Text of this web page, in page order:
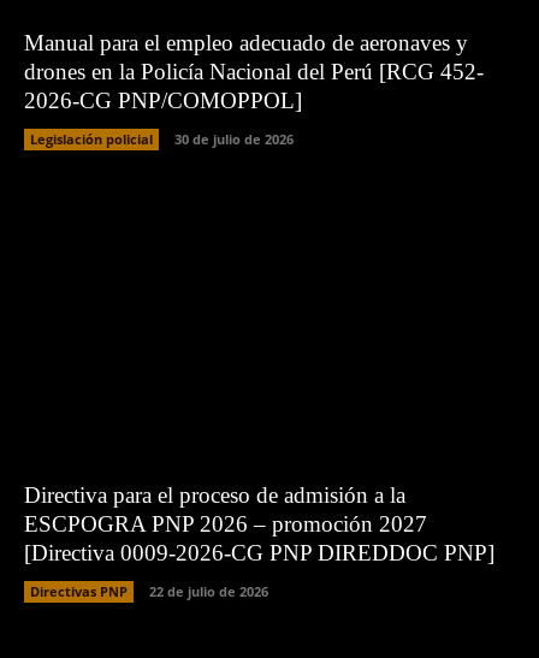
Manual para el empleo adecuado de aeronaves y
drones en la Policía Nacional del Perú [RCG 452-
2026-CG PNP/COMOPPOL]
Legislación policial 30 de julio de 2026
Directiva para el proceso de admisión a la
ESCPOGRA PNP 2026 – promoción 2027
[Directiva 0009-2026-CG PNP DIREDDOC PNP]
Directivas PNP 22 de julio de 2026